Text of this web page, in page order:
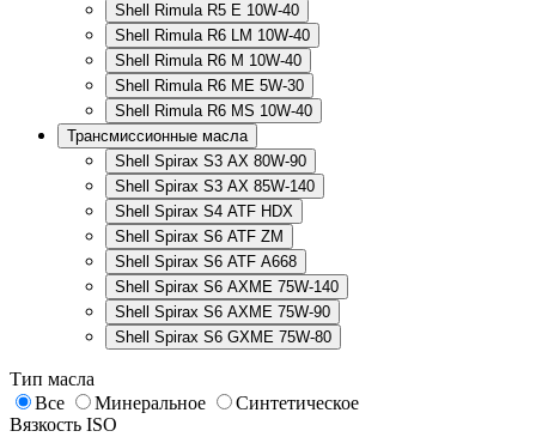
Shell Rimula R5 E 10W-40
Shell Rimula R6 LM 10W-40
Shell Rimula R6 M 10W-40
Shell Rimula R6 ME 5W-30
Shell Rimula R6 MS 10W-40
Трансмиссионные масла
Shell Spirax S3 AX 80W-90
Shell Spirax S3 AX 85W-140
Shell Spirax S4 ATF HDX
Shell Spirax S6 ATF ZM
Shell Spirax S6 ATF А668
Shell Spirax S6 AXME 75W-140
Shell Spirax S6 AXME 75W-90
Shell Spirax S6 GXME 75W-80
Тип масла
Все
Минеральное
Синтетическое
Вязкость ISO